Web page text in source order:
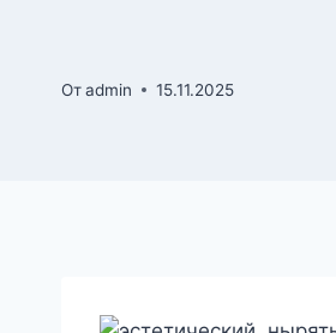
Отadmin 15.11.2025